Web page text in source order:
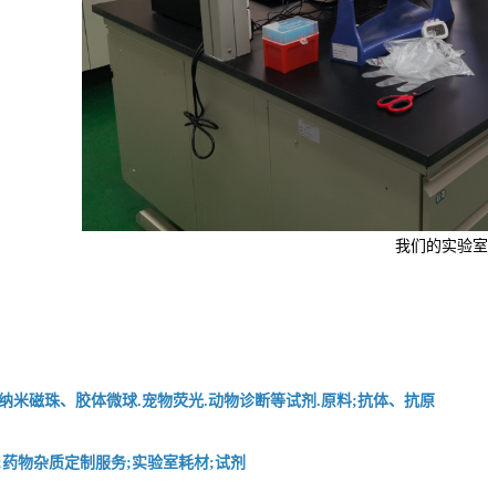
我们的实验室
米磁珠、胶体微球.宠物荧光.动物诊断等试剂.原料;抗体、抗原
物杂质定制服务;实验室耗材;试剂